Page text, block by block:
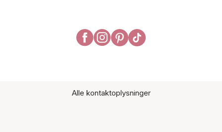
Alle kontaktoplysninger